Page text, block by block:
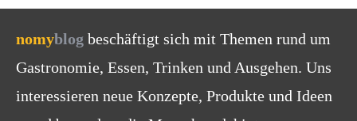
nomyblog beschäftigt sich mit Themen rund um
Gastronomie, Essen, Trinken und Ausgehen. Uns
interessieren neue Konzepte, Produkte und Ideen